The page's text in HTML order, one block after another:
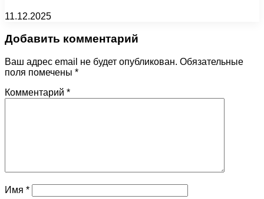
11.12.2025
Добавить комментарий
Ваш адрес email не будет опубликован. Обязательные
поля помечены *
Комментарий *
Имя *